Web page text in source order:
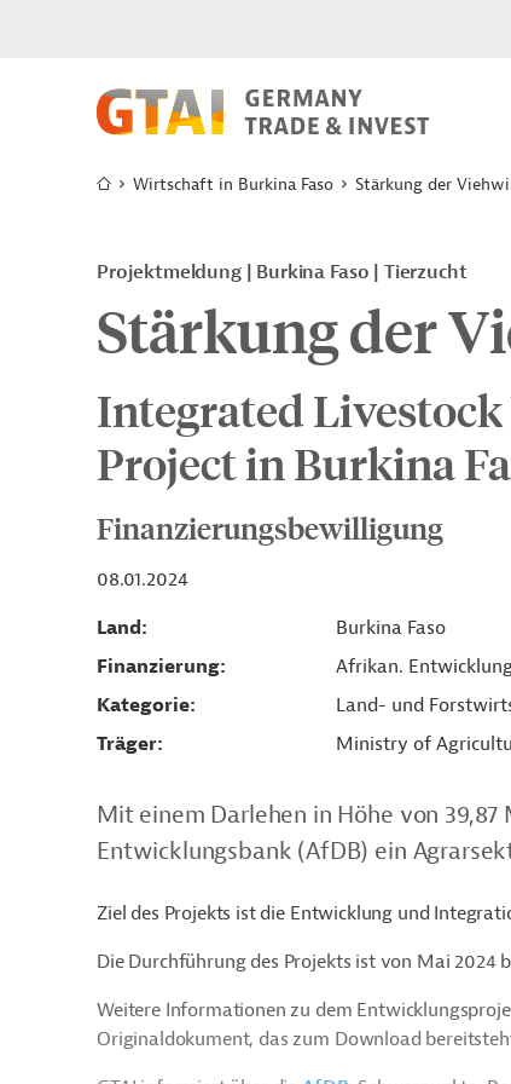
Wirtschaft in Burkina Faso Stärkung der
Projektmeldung Burkina Faso Tierzucht
Stärkung der
Integrated
Project in Burkina
Finanzierungsbewilligung
08.01.2024
Land
Burkina Faso
Finanzierung
Afrikan.
Kategorie
Land- und
Träger
Ministry of
Mit einem Darlehen in Höhe von
Entwicklungsbank (AfDB) ein
Ziel des Projekts ist die Entwicklung und
Die Durchführung des Projekts ist von Mai 2024
Weitere Informationen zu dem
Originaldokument, das zum Download